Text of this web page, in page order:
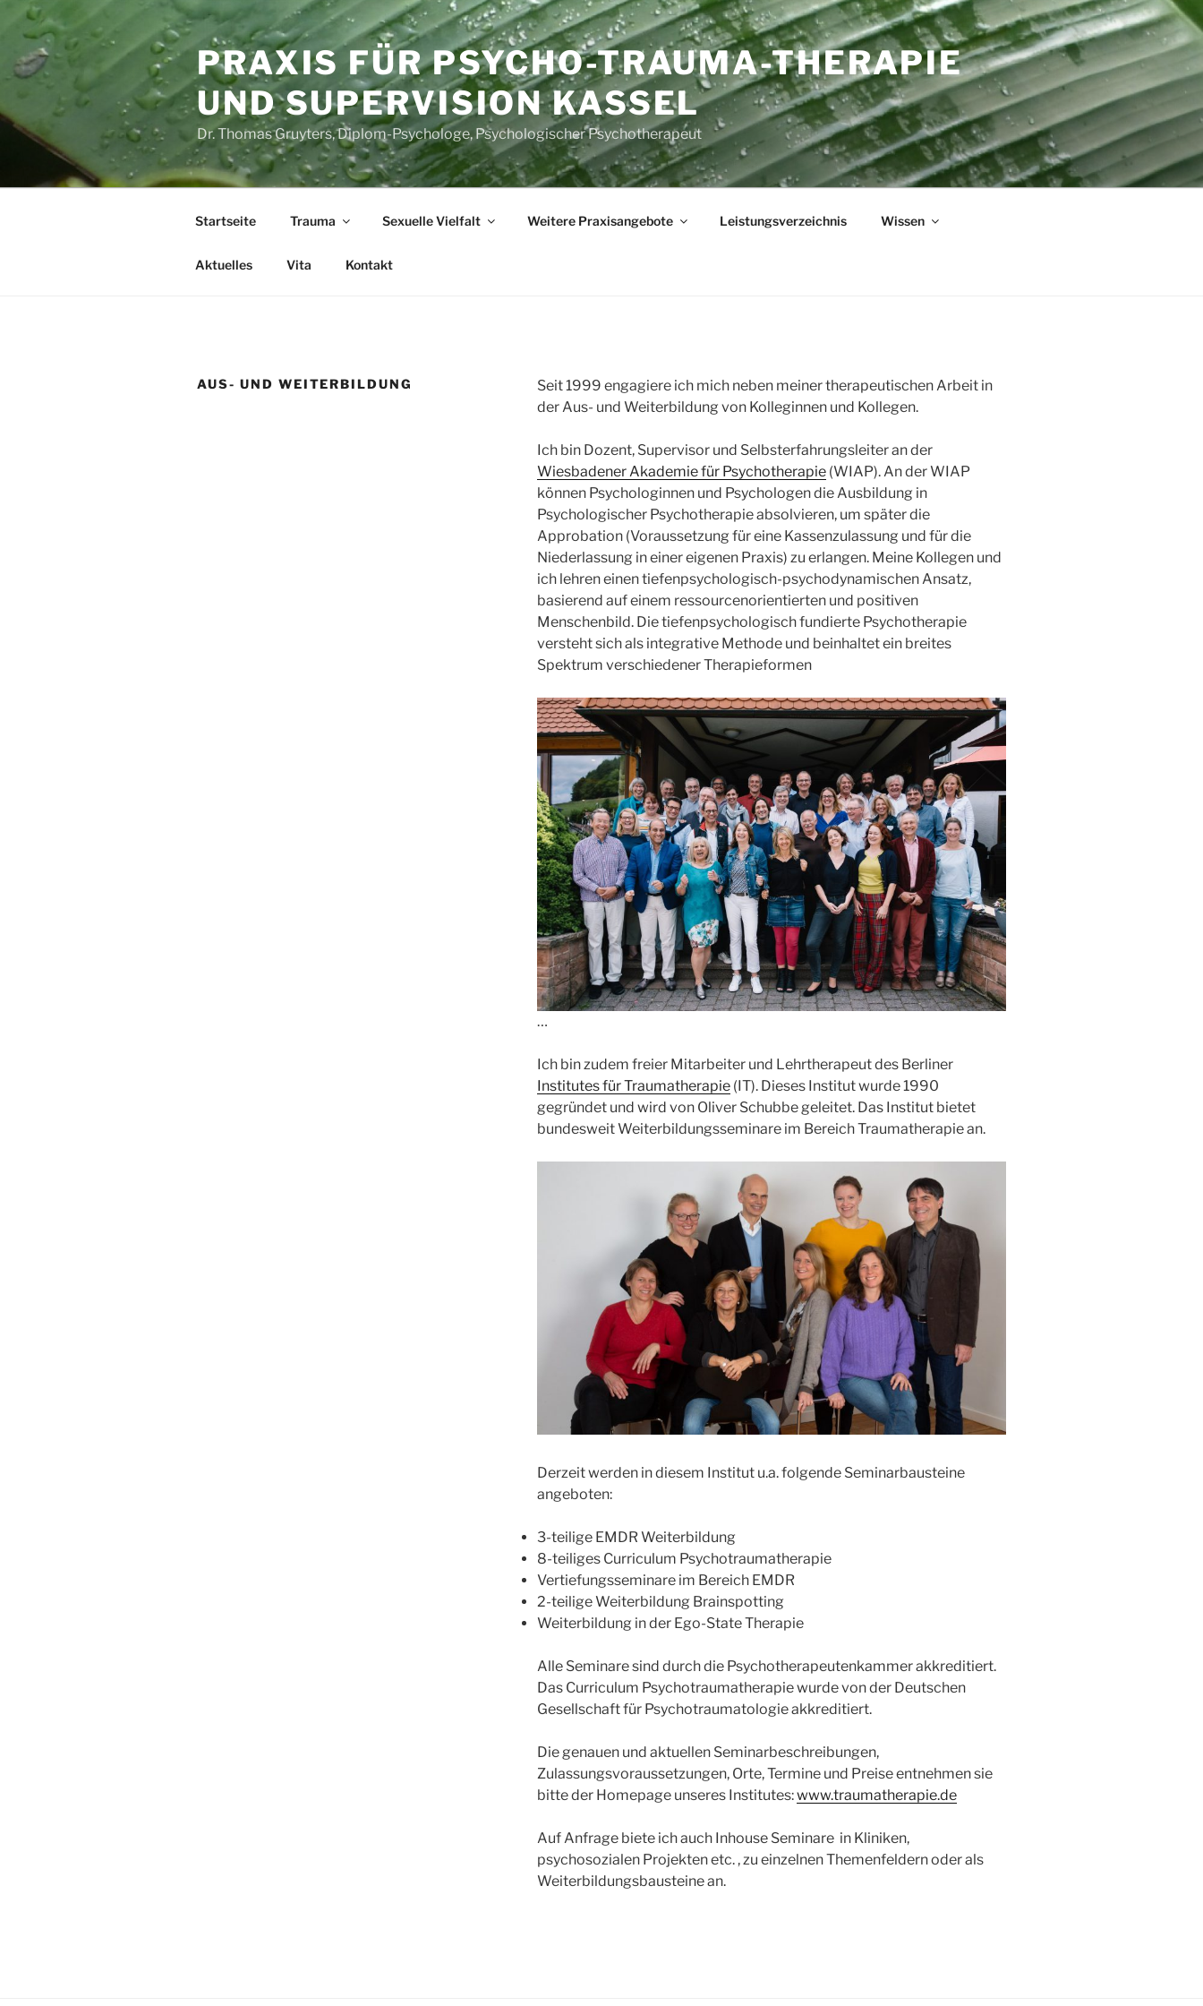
Zum
Inhalt
springen
PRAXIS FÜR PSYCHO-TRAUMA-THERAPIE
UND SUPERVISION KASSEL
Dr. Thomas Gruyters, Diplom-Psychologe, Psychologischer Psychotherapeut
Startseite Trauma Sexuelle Vielfalt Weitere Praxisangebote Leistungsverzeichnis Wissen
Aktuelles Vita Kontakt
AUS- UND WEITERBILDUNG
Seit 1999 engagiere ich mich neben meiner therapeutischen Arbeit in
der Aus- und Weiterbildung von Kolleginnen und Kollegen.
Ich bin Dozent, Supervisor und Selbsterfahrungsleiter an der
Wiesbadener Akademie für Psychotherapie(WIAP). An derWIAP
können Psychologinnen und Psychologen die Ausbildung in
Psychologischer Psychotherapie absolvieren, um später die
Approbation (Voraussetzung für eine Kassenzulassung und für die
Niederlassung in einer eigenen Praxis) zu erlangen. Meine Kollegen und
ich lehren einen tiefenpsychologisch-psychodynamischen Ansatz,
basierend auf einem ressourcenorientierten und positiven
Menschenbild. Die tiefenpsychologisch fundierte Psychotherapie
versteht sich als integrative Methode und beinhaltet ein breites
Spektrum verschiedener Therapieformen
…
Ich bin zudem freier Mitarbeiter und Lehrtherapeut des Berliner
Institutes für Traumatherapie(IT). Dieses Institut wurde 1990
gegründet und wird von Oliver Schubbe geleitet. Das Institut bietet
bundesweit Weiterbildungsseminare im Bereich Traumatherapie an.
Derzeit werden in diesem Institut u.a. folgende Seminarbausteine
angeboten:
3-teilige EMDR Weiterbildung
8-teiliges Curriculum Psychotraumatherapie
Vertiefungsseminare im Bereich EMDR
2-teilige Weiterbildung Brainspotting
Weiterbildung in der Ego-State Therapie
Alle Seminare sind durch die Psychotherapeutenkammer akkreditiert.
Das Curriculum Psychotraumatherapie wurde von der Deutschen
Gesellschaft für Psychotraumatologie akkreditiert.
Die genauen und aktuellen Seminarbeschreibungen,
Zulassungsvoraussetzungen, Orte, Termine und Preise entnehmen sie
bitte der Homepage unseres Institutes:www.traumatherapie.de
Auf Anfrage biete ich auch Inhouse Seminare in Kliniken,
psychosozialen Projekten etc. , zu einzelnen Themenfeldern oder als
Weiterbildungsbausteine an.